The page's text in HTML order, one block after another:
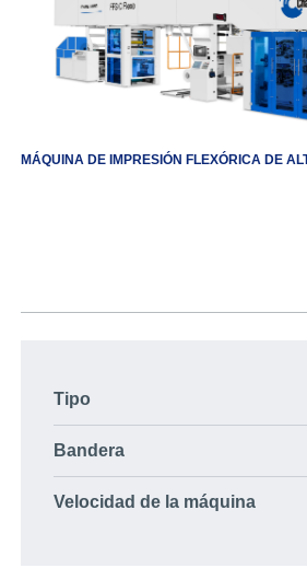
MÁQUINA DE IMPRESIÓN FLEXÓRICA DE
Tipo
Bandera
Velocidad de la máquina